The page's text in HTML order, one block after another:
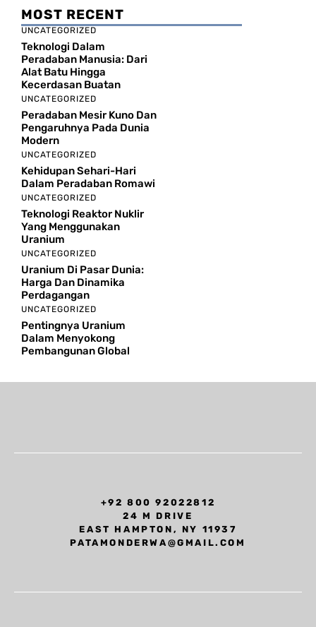
MOST RECENT
UNCATEGORIZED
Teknologi Dalam
Peradaban Manusia: Dari
Alat Batu Hingga
Kecerdasan Buatan
UNCATEGORIZED
Peradaban Mesir Kuno Dan
Pengaruhnya Pada Dunia
Modern
UNCATEGORIZED
Kehidupan Sehari-Hari
Dalam Peradaban Romawi
UNCATEGORIZED
Teknologi Reaktor Nuklir
Yang Menggunakan
Uranium
UNCATEGORIZED
Uranium Di Pasar Dunia:
Harga Dan Dinamika
Perdagangan
UNCATEGORIZED
Pentingnya Uranium
Dalam Menyokong
Pembangunan Global
+92 800 92022812
24 M DRIVE
EAST HAMPTON, NY 11937
PATAMONDERWA@GMAIL.COM